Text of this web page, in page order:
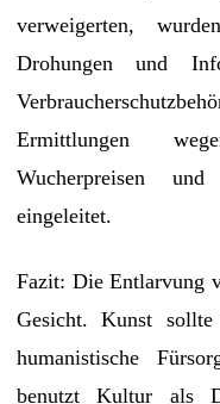
verweigerten,
Drohungen und
Ermittlungen
Wucherpreisen
eingeleitet.
Fazit: Die Entlarvung
Gesicht. Kunst
humanistische
benutzt Kultur als